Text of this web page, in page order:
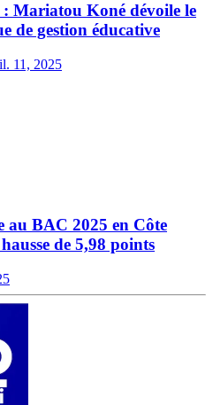
Mariatou Koné dévoile le
de gestion éducative
11, 2025
au BAC 2025 en Côte
de 5,98 points